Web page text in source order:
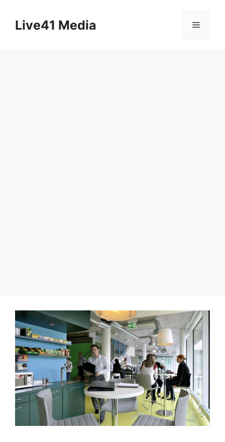
contentLive41 Media Menu